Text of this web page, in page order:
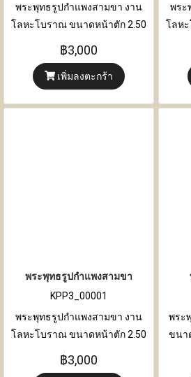
พระพุทธรูปกำแพงสามขา งาน
โลหะโบราณ ขนาดหน้าตัก 2.50
฿3,000
เพิ่มลงตะกร้า
พระ
โลห
พระพุทธรูปกำแพงสามขา
KPP3_00001
พระพุทธรูปกำแพงสามขา งาน
โลหะโบราณ ขนาดหน้าตัก 2.50
฿3,000
พระ
ขนา
เ